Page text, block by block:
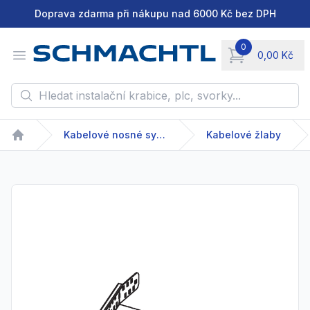
Doprava zdarma při nákupu nad 6000 Kč bez DPH
Open menu
0
0,00 Kč
items in cart,
Hledat instalační krabice, plc, svorky...
Home
Kabelové nosné systémy Kabelové žlaby